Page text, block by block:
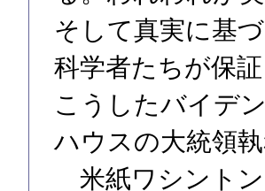
そして真実に基
科学者たちが保
こうしたバイデ
ハウスの大統領
米紙ワシント